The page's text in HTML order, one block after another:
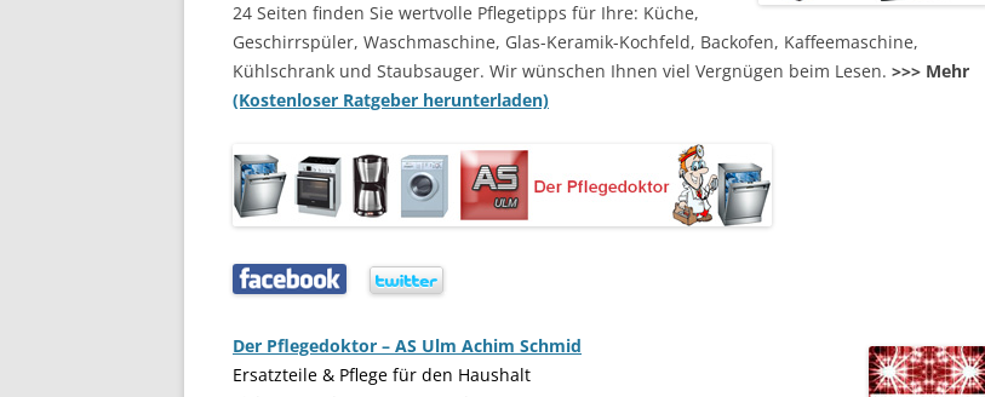
24 Seiten finden Sie wertvolle Pflegetipps für Ihre: Küche,
Geschirrspüler, Waschmaschine, Glas-Keramik-Kochfeld, Backofen, Kaffeemaschine,
Kühlschrank und Staubsauger. Wir wünschen Ihnen viel Vergnügen beim Lesen. >>> Mehr
(Kostenloser Ratgeber herunterladen)
Der Pflegedoktor – AS Ulm Achim Schmid
Ersatzteile & Pflege für den Haushalt